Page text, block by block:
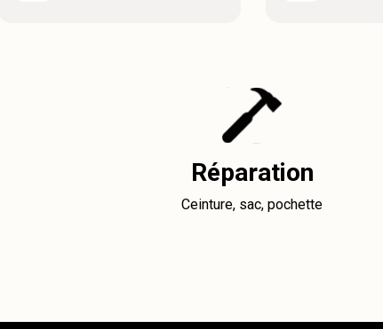
Réparation
Ceinture, sac, pochette